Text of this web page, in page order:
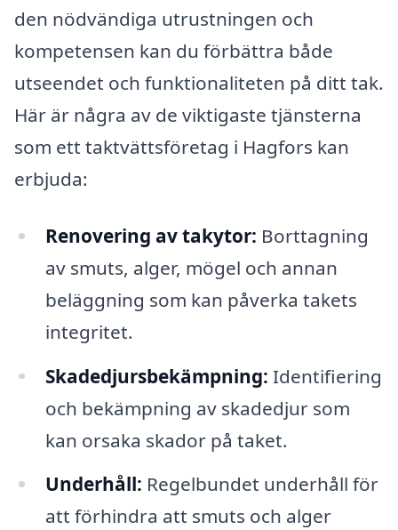
den nödvändiga utrustningen och
kompetensen kan du förbättra både
utseendet och funktionaliteten på ditt tak.
Här är några av de viktigaste tjänsterna
som ett taktvättsföretag i Hagfors kan
erbjuda:
Renovering av takytor: Borttagning
av smuts, alger, mögel och annan
beläggning som kan påverka takets
integritet.
Skadedjursbekämpning: Identifiering
och bekämpning av skadedjur som
kan orsaka skador på taket.
Underhåll: Regelbundet underhåll för
att förhindra att smuts och alger